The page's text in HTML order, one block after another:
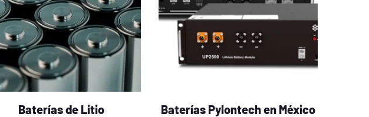
Baterías de Litio Baterías Pylontech en México